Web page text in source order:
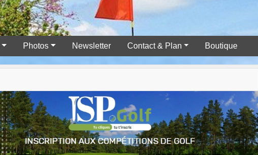
Photos Newsletter Contact & Plan Boutique